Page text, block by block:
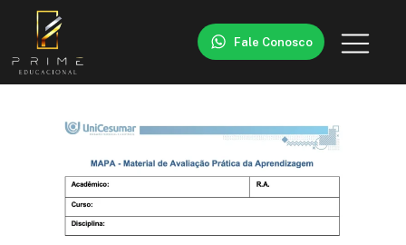
Fale Conosco